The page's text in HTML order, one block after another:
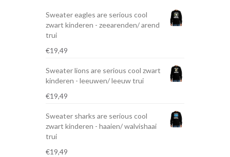
Sweater eagles are serious cool
zwart kinderen - zeearenden/ arend
trui
€19,49
Sweater lions are serious cool zwart
kinderen - leeuwen/ leeuw trui
€19,49
Sweater sharks are serious cool
zwart kinderen - haaien/ walvishaai
trui
€19,49